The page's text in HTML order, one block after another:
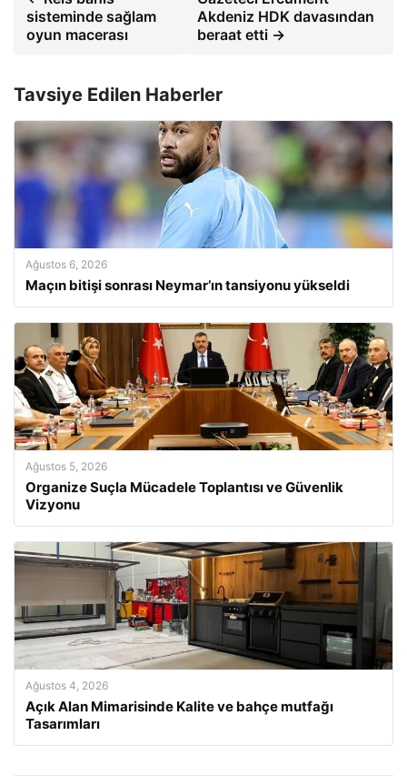
sisteminde sağlam
oyun macerası
Akdeniz HDK davasından
beraat etti →
Tavsiye Edilen Haberler
Ağustos 6, 2026
Maçın bitişi sonrası Neymar’ın tansiyonu yükseldi
Ağustos 5, 2026
Organize Suçla Mücadele Toplantısı ve Güvenlik
Vizyonu
Ağustos 4, 2026
Açık Alan Mimarisinde Kalite ve bahçe mutfağı
Tasarımları